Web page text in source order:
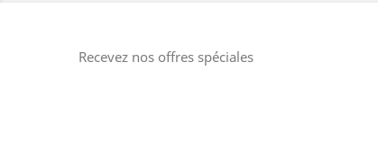
Recevez nos offres spéciales